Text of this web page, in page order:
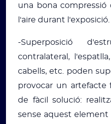
una bona
l'aire durant l'exposició.
-Superposició
contralateral,
cabells, etc. poden
provocar un artefacte
de fàcil solució:
sense aquest element